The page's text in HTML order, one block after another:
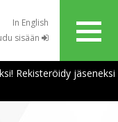
In English
sisään
Rekisteröidy jäseneksi